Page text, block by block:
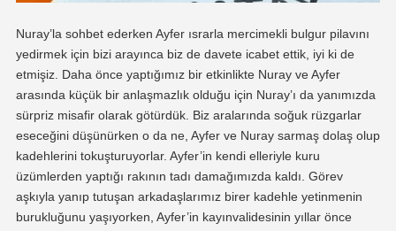
Nuray’la sohbet ederken Ayfer ısrarla mercimekli bulgur pilavını
yedirmek için bizi arayınca biz de davete icabet ettik, iyi ki de
etmişiz. Daha önce yaptığımız bir etkinlikte Nuray ve Ayfer
arasında küçük bir anlaşmazlık olduğu için Nuray’ı da yanımızda
sürpriz misafir olarak götürdük. Biz aralarında soğuk rüzgarlar
eseceğini düşünürken o da ne, Ayfer ve Nuray sarmaş dolaş olup
kadehlerini tokuşturuyorlar. Ayfer’in kendi elleriyle kuru
üzümlerden yaptığı rakının tadı damağımızda kaldı. Görev
aşkıyla yanıp tutuşan arkadaşlarımız birer kadehle yetinmenin
burukluğunu yaşıyorken, Ayfer’in kayınvalidesinin yıllar önce